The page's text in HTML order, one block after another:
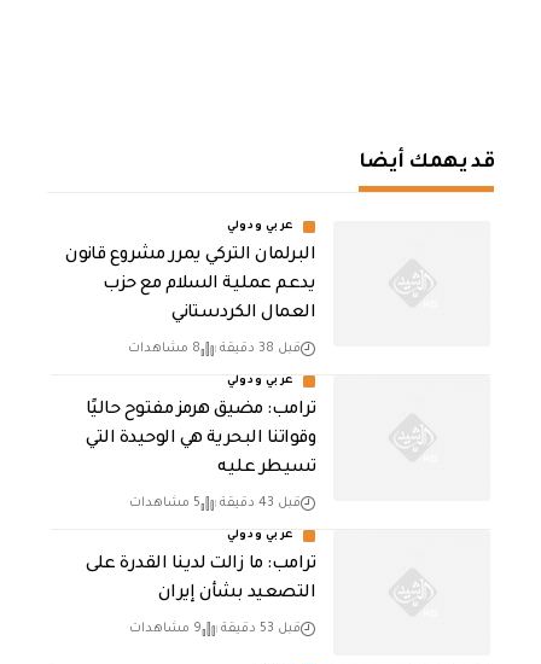
قد يهمك أيضا
عربي ودولي
‏البرلمان التركي يمرر مشروع قانون
يدعم عملية السلام مع حزب
العمال الكردستاني
قبل 38 دقيقة 8 مشاهدات
عربي ودولي
ترامب: مضيق هرمز مفتوح حاليًا
وقواتنا البحرية هي الوحيدة التي
تسيطر عليه
قبل 43 دقيقة 5 مشاهدات
عربي ودولي
ترامب: ما زالت لدينا القدرة على
التصعيد بشأن إيران
قبل 53 دقيقة 9 مشاهدات